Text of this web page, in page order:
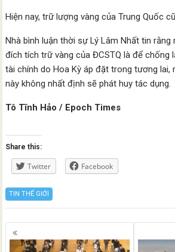
Hiện nay, trữ lượng vàng của Trung Quốc
Nhà bình luận thời sự Lý Lâm Nhất tin
đích tích trữ vàng của ĐCSTQ là để chống
tài chính do Hoa Kỳ áp đặt trong tương lai,
này không nhất định sẽ phát huy tác dụng.
Tô Tĩnh Hảo / Epoch Times
Share this:
Twitter Facebook
TIN THẾ GIỚI
Posts
navigation